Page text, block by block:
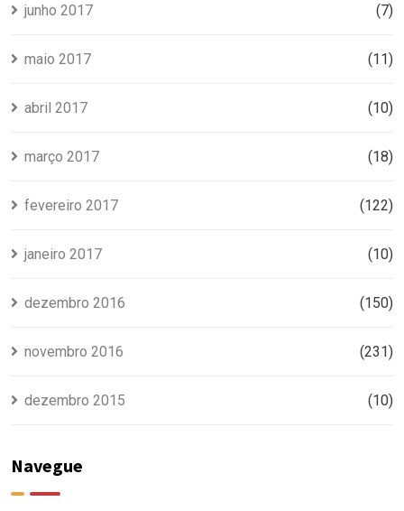
junho 2017 (7)
maio 2017 (11)
abril 2017 (10)
março 2017 (18)
fevereiro 2017 (122)
janeiro 2017 (10)
dezembro 2016 (150)
novembro 2016 (231)
dezembro 2015 (10)
Navegue